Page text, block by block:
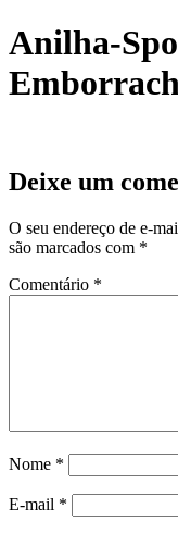
Anilha-
Deixe um
O seu endereço de e-
são marcados com *
Comentário *
Nome *
E-mail *